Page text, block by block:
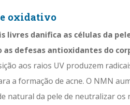
oxidativo
livres danifica as células da
defesas antioxidantes do
aos raios UV produzem
a formação de acne. O NMN
natural da pele de neutralizar os